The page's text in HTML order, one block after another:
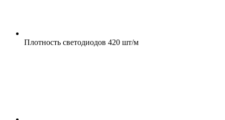
Плотность светодиодов 420 шт/м